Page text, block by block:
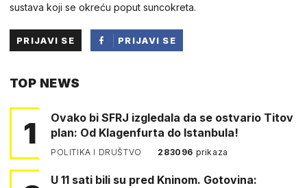
sustava koji se okreću poput suncokreta.
PRIJAVI SE
PRIJAVI SE
TOP NEWS
1
Ovako bi SFRJ izgledala da se ostvario Titov
plan: Od Klagenfurta do Istanbula!
POLITIKA I DRUŠTVO 283096 prikaza
U 11 sati bili su pred Kninom. Gotovina: